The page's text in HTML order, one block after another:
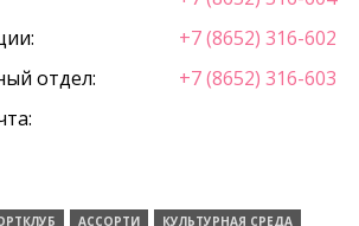
+7 (8652) 316-602
отдел:
+7 (8652) 316-603
АССОРТИ
КУЛЬТУРНАЯ СРЕДА